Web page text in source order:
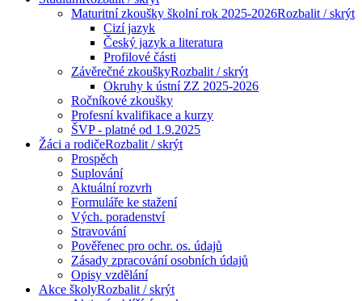
Maturitní zkoušky školní rok 2025-2026Rozbalit / skrýt
Cizí jazyk
Český jazyk a literatura
Profilové části
Závěrečné zkouškyRozbalit / skrýt
Okruhy k ústní ZZ 2025-2026
Ročníkové zkoušky
Profesní kvalifikace a kurzy
ŠVP - platné od 1.9.2025
Žáci a rodičeRozbalit / skrýt
Prospěch
Suplování
Aktuální rozvrh
Formuláře ke stažení
Vých. poradenství
Stravování
Pověřenec pro ochr. os. údajů
Zásady zpracování osobních údajů
Opisy vzdělání
Akce školyRozbalit / skrýt